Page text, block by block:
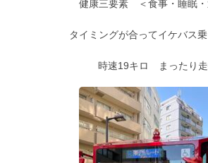
健康三要素 ＜食事・睡眠・
タイミングが合ってイケバス
時速19キロ まったり